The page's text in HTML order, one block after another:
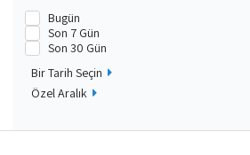
Bugün
Son 7 Gün
Son 30 Gün
Bir Tarih Seçin
Özel Aralık